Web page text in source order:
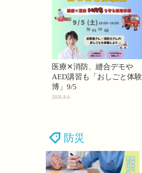
医療✕消防、縫合デモや
AED講習も「おしごと体験
博」9/5
2026.8.6
防災